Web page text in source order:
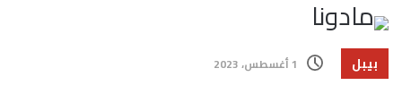
بيبل 1 أغسطس، 2023